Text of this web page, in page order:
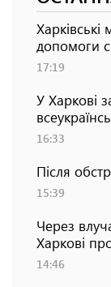
допомоги
17:19
У Харкові
16:33
Після
15:39
Через
Харкові
14:46